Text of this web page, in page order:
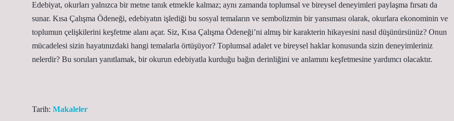
Edebiyat, okurları yalnızca bir metne tanık etmekle kalmaz; aynı zamanda toplumsal ve bireysel deneyimleri paylaşma fırsatı da
sunar. Kısa Çalışma Ödeneği, edebiyatın işlediği bu sosyal temaların ve sembolizmin bir yansıması olarak, okurlara ekonominin ve
toplumun çelişkilerini keşfetme alanı açar. Siz, Kısa Çalışma Ödeneği’ni almış bir karakterin hikayesini nasıl düşünürsünüz? Onun
mücadelesi sizin hayatınızdaki hangi temalarla örtüşüyor? Toplumsal adalet ve bireysel haklar konusunda sizin deneyimleriniz
nelerdir? Bu soruları yanıtlamak, bir okurun edebiyatla kurduğu bağın derinliğini ve anlamını keşfetmesine yardımcı olacaktır.
Tarih: Makaleler